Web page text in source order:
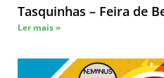
Tasquinhas – Feira de
Ler mais »